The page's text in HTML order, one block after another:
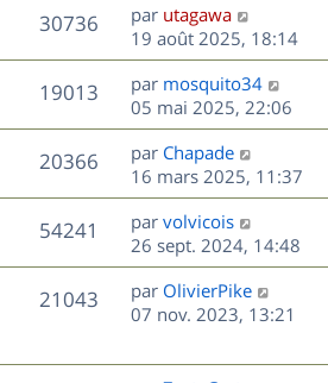
30736V
u
e
D
e
r
n
i
e
r
m
e
s
s
a
g
e
par utagawa
19 août 2025, 18:14
19013V
u
e
D
e
r
n
i
e
r
m
e
s
s
g
par mosquito34
05 mai 2025, 22:06
20366V
u
s
D
e
r
n
i
e
r
m
s
par Chapade
16 mars 2025, 11:37
54241
u
e
s
D
e
r
n
i
r
par volvicois
26 sept. 2024, 14:48
21043V
D
e
n
par OlivierPike
07 nov. 2023, 13:21